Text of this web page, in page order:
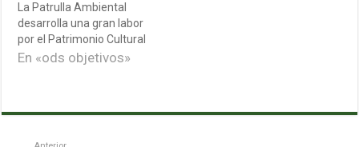
La Patrulla Ambiental
desarrolla una gran labor
por el Patrimonio Cultural
En «ods objetivos»